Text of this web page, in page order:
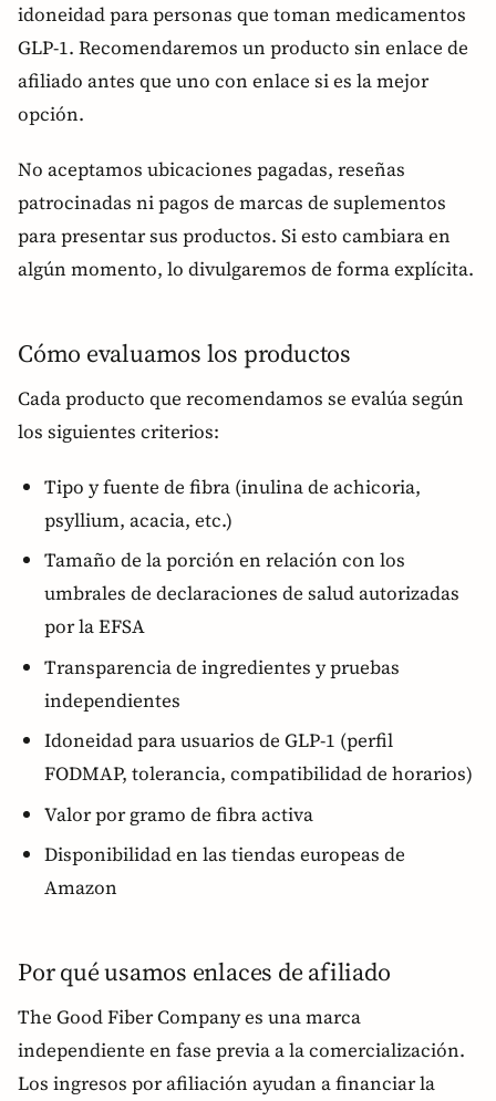
idoneidad para personas que toman medicamentos
GLP-1. Recomendaremos un producto sin enlace de
afiliado antes que uno con enlace si es la mejor
opción.
No aceptamos ubicaciones pagadas, reseñas
patrocinadas ni pagos de marcas de suplementos
para presentar sus productos. Si esto cambiara en
algún momento, lo divulgaremos de forma explícita.
Cómo evaluamos los productos
Cada producto que recomendamos se evalúa según
los siguientes criterios:
Tipo y fuente de fibra (inulina de achicoria,
psyllium, acacia, etc.)
Tamaño de la porción en relación con los
umbrales de declaraciones de salud autorizadas
por la EFSA
Transparencia de ingredientes y pruebas
independientes
Idoneidad para usuarios de GLP-1 (perfil
FODMAP, tolerancia, compatibilidad de horarios)
Valor por gramo de fibra activa
Disponibilidad en las tiendas europeas de
Amazon
Por qué usamos enlaces de afiliado
The Good Fiber Company es una marca
independiente en fase previa a la comercialización.
Los ingresos por afiliación ayudan a financiar la